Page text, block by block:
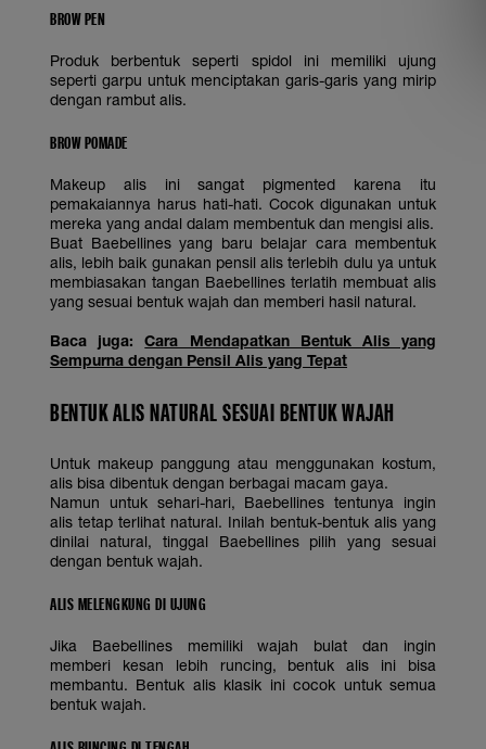
BROW PEN
Produk berbentuk seperti spidol ini memiliki ujung
seperti garpu untuk menciptakan garis-garis yang mirip
dengan rambut alis.
BROW POMADE
Makeup alis ini sangat pigmented karena itu
pemakaiannya harus hati-hati. Cocok digunakan untuk
mereka yang andal dalam membentuk dan mengisi alis.
Buat Baebellines yang baru belajar cara membentuk
alis, lebih baik gunakan pensil alis terlebih dulu ya untuk
membiasakan tangan Baebellines terlatih membuat alis
yang sesuai bentuk wajah dan memberi hasil natural.
Baca juga:Cara Mendapatkan Bentuk Alis yang
Sempurna dengan Pensil Alis yang Tepat
BENTUK ALIS NATURAL SESUAI BENTUK WAJAH
Untuk makeup panggung atau menggunakan kostum,
alis bisa dibentuk dengan berbagai macam gaya.
Namun untuk sehari-hari, Baebellines tentunya ingin
alis tetap terlihat natural. Inilah bentuk-bentuk alis yang
dinilai natural, tinggal Baebellines pilih yang sesuai
dengan bentuk wajah.
ALIS MELENGKUNG DI UJUNG
Jika Baebellines memiliki wajah bulat dan ingin
memberi kesan lebih runcing, bentuk alis ini bisa
membantu. Bentuk alis klasik ini cocok untuk semua
bentuk wajah.